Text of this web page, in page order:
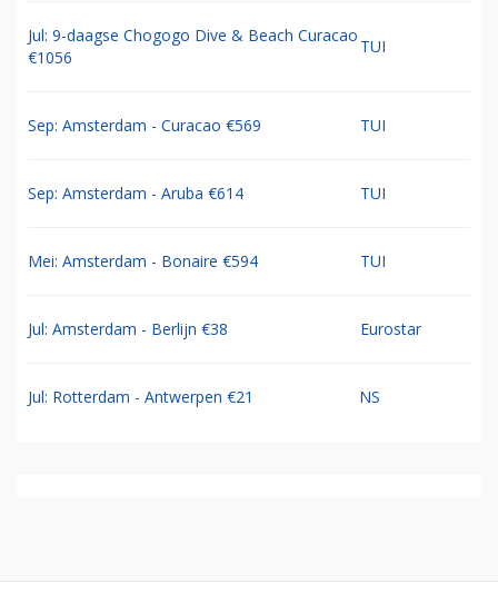
Jul: 9-daagse Chogogo Dive & Beach Curacao
€1056
TUI
Sep: Amsterdam - Curacao €569 TUI
Sep: Amsterdam - Aruba €614 TUI
Mei: Amsterdam - Bonaire €594 TUI
Jul: Amsterdam - Berlijn €38 Eurostar
Jul: Rotterdam - Antwerpen €21 NS